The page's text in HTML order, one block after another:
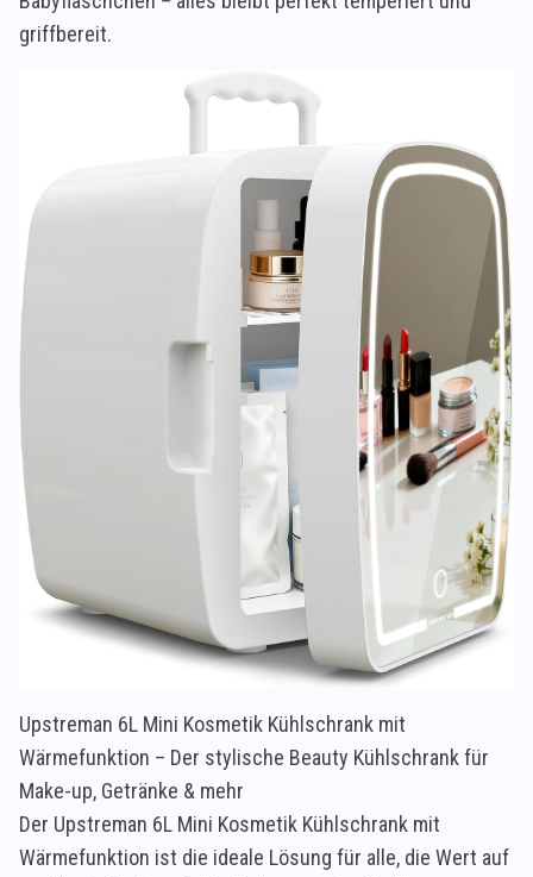
griffbereit.
Upstreman 6L Mini Kosmetik Kühlschrank mit
Wärmefunktion – Der stylische Beauty Kühlschrank für
Make-up, Getränke & mehr
Der Upstreman 6L Mini Kosmetik Kühlschrank mit
Wärmefunktion ist die ideale Lösung für alle, die Wert auf